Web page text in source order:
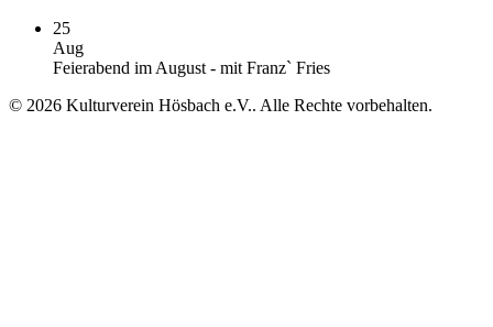
25
Aug
Feierabend im August - mit Franz` Fries
© 2026 Kulturverein Hösbach e.V.. Alle Rechte vorbehalten.